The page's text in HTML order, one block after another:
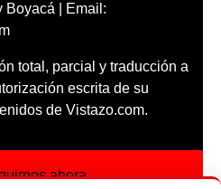
Boyacá | Email:
total, parcial y traducción a
escrita de su
de Vistazo.com.
ahora